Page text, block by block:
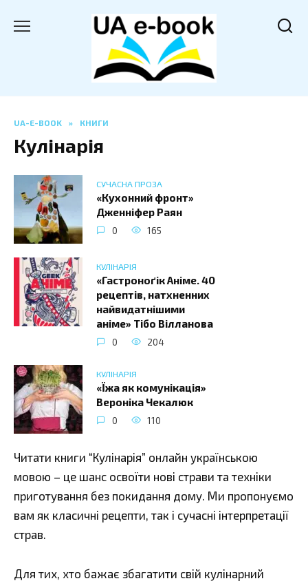
UA-E-BOOK » КНИГИ
Кулінарія
СУЧАСНА ПРОЗА
«Кухонний фронт»
Дженніфер Раян
0 165
КУЛІНАРІЯ
«Гастроноґік Аніме. 40
рецептів, натхненних
найвидатнішими
аніме» Тібо Вілланова
0 204
КУЛІНАРІЯ
«Їжа як комунікація»
Вероніка Чекалюк
0 110
Читати книги “Кулінарія” онлайн українською
мовою – це шанс освоїти нові страви та техніки
приготування без покидання дому. Ми пропонуємо
вам як класичні рецепти, так і сучасні інтерпретації
страв.
Для тих, хто бажає збагатити свій кулінарний